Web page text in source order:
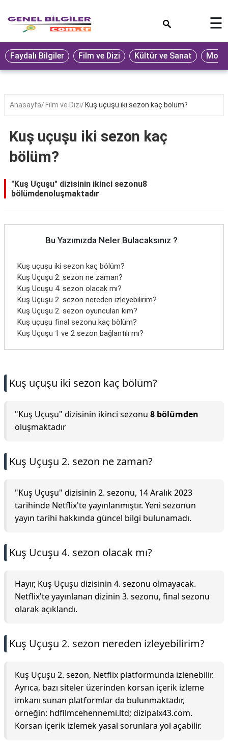
Eğitim
Ekonomi
Seyahat
Oyun
Yaşam
Hukuk
☰
Faydalı Bilgiler Film ve Dizi Kültür ve Sanat
Anasayfa Film ve Dizi Kuş uçuşu iki sezon kaç bölüm?
Kuş uçuşu iki sezon kaç
bölüm?
"Kuş Uçuşu" dizisinin ikinci sezonu8
bölümdenoluşmaktadır
Bu Yazımızda Neler Bulacaksınız ?
Kuş uçuşu iki sezon kaç bölüm?
Kuş Uçuşu 2. sezon ne zaman?
Kuş Ucuşu 4. sezon olacak mı?
Kuş Uçuşu 2. sezon nereden izleyebilirim?
Kuş Uçuşu 2. sezon oyuncuları kim?
Kuş uçuşu final sezonu kaç bölüm?
Kuş Uçuşu 1 ve 2 sezon bağlantılı mı?
Kuş uçuşu iki sezon kaç bölüm?
"Kuş Uçuşu" dizisinin ikinci sezonu 8 bölümden
oluşmaktadır
Kuş Uçuşu 2. sezon ne zaman?
"Kuş Uçuşu" dizisinin 2. sezonu, 14 Aralık 2023
tarihinde Netflix'te yayınlanmıştır. Yeni sezonun
yayın tarihi hakkında güncel bilgi bulunamadı.
Kuş Ucuşu 4. sezon olacak mı?
Hayır, Kuş Uçuşu dizisinin 4. sezonu olmayacak.
Netflix'te yayınlanan dizinin 3. sezonu, final sezonu
olarak açıklandı.
Kuş Uçuşu 2. sezon nereden izleyebilirim?
Kuş Uçuşu 2. sezon, Netflix platformunda izlenebilir.
Ayrıca, bazı siteler üzerinden korsan içerik izleme
imkanı sunan platformlar da bulunmaktadır,
örneğin: hdfilmcehennemi.ltd; dizipalx43.com.
Korsan içerik izlemek yasal sorunlara yol açabilir.